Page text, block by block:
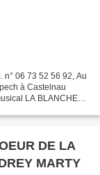
n° 06 73 52 56 92, Au
à Castelnau
LA BLANCHE
DE LA
MARTY